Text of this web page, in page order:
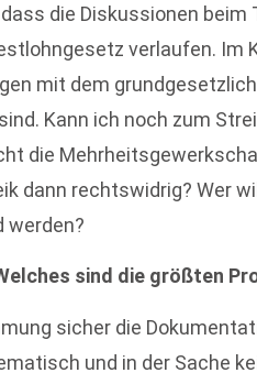
die Diskussionen beim
verlaufen. Im
mit dem
Kann ich noch zum
die
dann rechtswidrig? Wer
werden?
sind die größten
sicher die
und in der Sache